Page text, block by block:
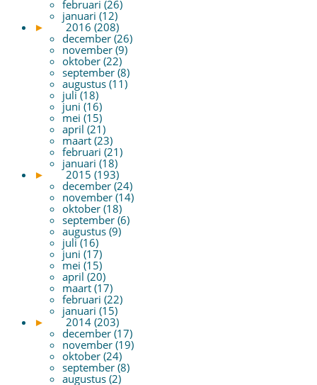
februari (26)
januari (12)
►
2016 (208)
december (26)
november (9)
oktober (22)
september (8)
augustus (11)
juli (18)
juni (16)
mei (15)
april (21)
maart (23)
februari (21)
januari (18)
►
2015 (193)
december (24)
november (14)
oktober (18)
september (6)
augustus (9)
juli (16)
juni (17)
mei (15)
april (20)
maart (17)
februari (22)
januari (15)
►
2014 (203)
december (17)
november (19)
oktober (24)
september (8)
augustus (2)